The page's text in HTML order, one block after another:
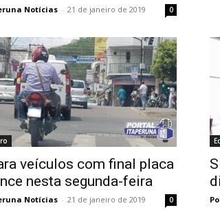
Notícias - 21 de janeiro de 2019 0
veículos com final placa
nesta segunda-feira
Notícias - 21 de janeiro de 2019 0